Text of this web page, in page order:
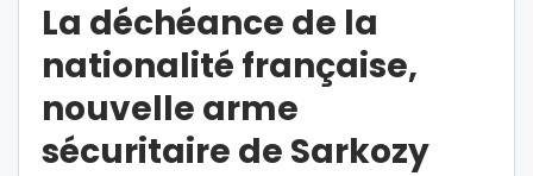
La déchéance de la
nationalité française,
nouvelle arme
sécuritaire de Sarkozy